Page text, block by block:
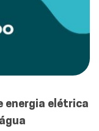
energia elétrica